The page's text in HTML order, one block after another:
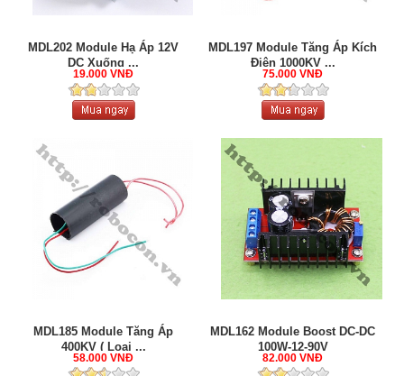
MDL202 Module Hạ Áp 12V
DC Xuống ...
19.000 VNĐ
MDL197 Module Tăng Áp Kích
Điện 1000KV ...
75.000 VNĐ
MDL185 Module Tăng Áp
400KV ( Loại ...
58.000 VNĐ
MDL162 Module Boost DC-DC
100W-12-90V
82.000 VNĐ